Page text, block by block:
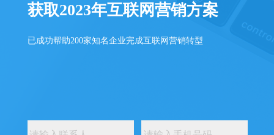
获取2023年互联网营销方案
已成功帮助200家知名企业完成互联网营销转型